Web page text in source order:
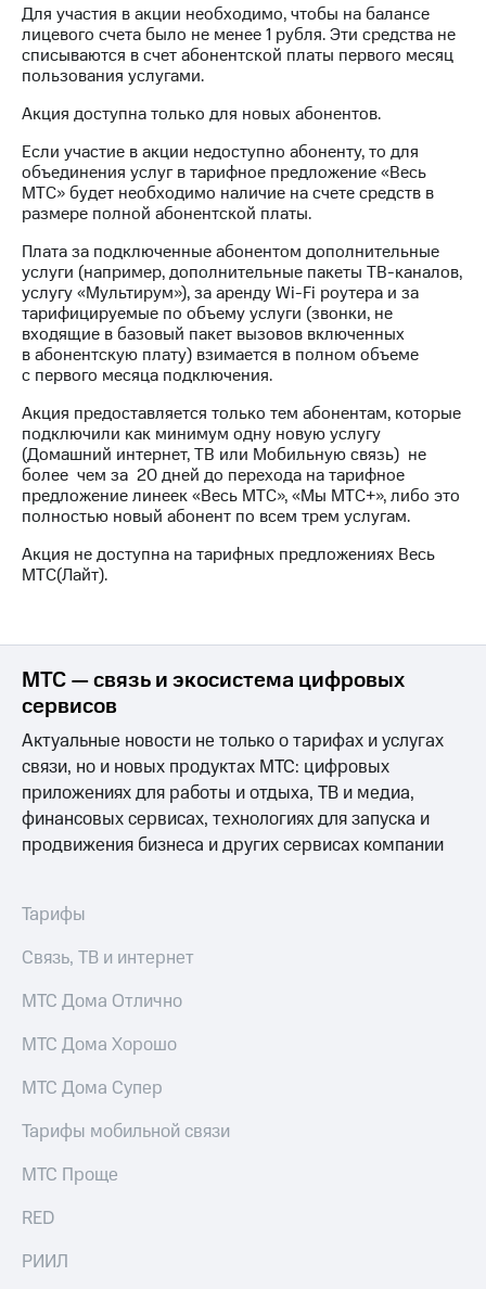
на
eSIM
Для дома
и подключите
ТВ
с выгодным
тарифом
Тарифы
Интернет,
ТВ и телефон
для дома
Услуги
Акции
Домашний
интернет
Домашнее
Спутниковое
со своим
Поддержка
и подписки
МТС
Premium
и многое
группа
Скидка
на тарифы,
общие
и услуги,
доступ
интернета
и
ТВ
Личный
спутникового
Скачать
приложение
Мой
МТС
Акции
Видеонаблюдение
для дома
149 ₽/
МТС
Premium
Подписка
на гигабайты
фильмы,
музыка
группа
Скидка
на тарифы,
общие
и услуги,
доступ
к геолокации
Всё
под
рукой
в Мой МТС
Посмотрите,
что
полезного
есть
в нашем
Для участия в акции необходимо, чтобы на балансе
лицевого счета было не менее 1 рубля. Эти средства не
списываются в счет абонентской платы первого месяц
пользования услугами.
Акция доступна только для новых абонентов.
Если участие в акции недоступно абоненту, то для
объединения услуг в тарифное предложение «Весь
МТС» будет необходимо наличие на счете средств в
размере полной абонентской платы.
Плата за подключенные абонентом дополнительные
услуги (например, дополнительные пакеты ТВ-каналов,
услугу «Мультирум»), за арендуWi-Fi роутера и за
тарифицируемые по объему услуги (звонки, не
входящие в базовый пакет вызовов включенных
в абонентскую плату) взимается в полном объеме
с первого месяца подключения.
Акция предоставляется только тем абонентам, которые
подключили как минимум одну новую услугу
(Домашний интернет, ТВ или Мобильную связь) не
более чем за 20 дней до перехода на тарифное
предложение линеек «Весь МТС», «Мы МТС+», либо это
полностью новый абонент по всем трем услугам.
Акция не доступна на тарифных предложениях Весь
МТС(Лайт).
МТС — связь и экосистема цифровых
сервисов
Актуальные новости не только о тарифах и услугах
связи, но и новых продуктах МТС: цифровых
приложениях для работы и отдыха, ТВ и медиа,
финансовых сервисах, технологиях для запуска и
продвижения бизнеса и других сервисах компании
Тарифы
Связь, ТВ и интернет
МТС Дома Отлично
МТС Дома Хорошо
МТС Дома Супер
Тарифы мобильной связи
МТС Проще
RED
РИИЛ